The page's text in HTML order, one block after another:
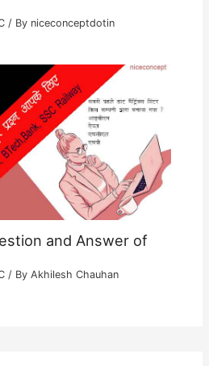
/ By niceconceptdotin
and Answer of
/ ByAkhilesh Chauhan